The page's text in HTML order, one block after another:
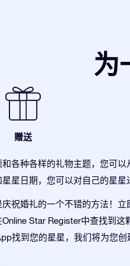
为
赠送
各种各样的礼物主题，您可以
星日期，您可以对自己的星星
祝婚礼的一个不错的方法！立
Star Register中查找到这
找到您的星星，我们将为您